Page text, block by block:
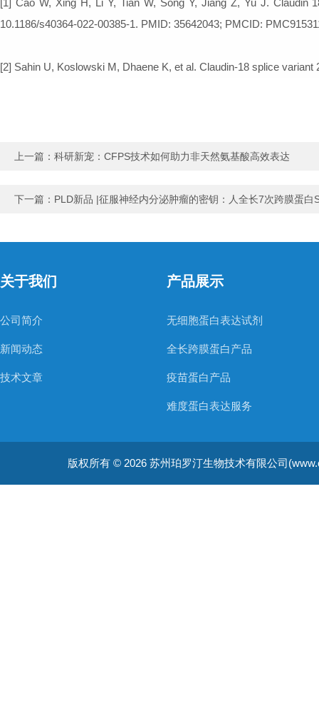
[1] Cao W, Xing H, Li Y, Tian W, Song Y, Jiang Z, Yu J. Claudin
10.1186/s40364-022-00385-1. PMID: 35642043; PMCID:
[2] Sahin U, Koslowski M, Dhaene K, et al. Claudin-18 splice
上一篇： 科研新宠：CFPS技术如何助力非天然氨基酸高效表达
下一篇： PLD新品 |征服神经内分泌肿瘤的密钥：人全长7次跨膜蛋白
关于我们
公司简介
新闻动态
技术文章
产品展示
无细胞蛋白表达试剂
全长跨膜蛋白产品
疫苗蛋白产品
难度蛋白表达服务
版权所有 © 2026 苏州珀罗汀生物技术有限公司